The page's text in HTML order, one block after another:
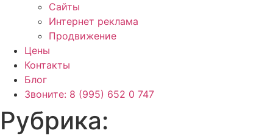
Сайты
Интернет реклама
Продвижение
Цены
Контакты
Блог
Звоните: 8 (995) 652 0 747
Рубрика: